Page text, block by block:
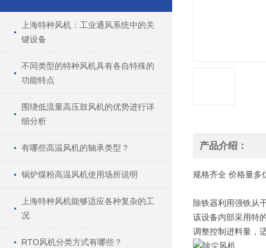
上海特种风机：工业通风系统中的关
键设备
不同类型的特种风机具有各自特殊的
功能特点
围绕低流量高压鼓风机的优势进行详
细分析
有哪些高温风机的轴承类型？
锅炉煤粉高温风机使用场所说明
上海特种风机能够适应各种复杂的工
况
RTO风机分类方式有哪些？
产品介绍：
规格齐全 价格量多
除铁器利用强铁从
该设备内部采用特
调整控制进料量，